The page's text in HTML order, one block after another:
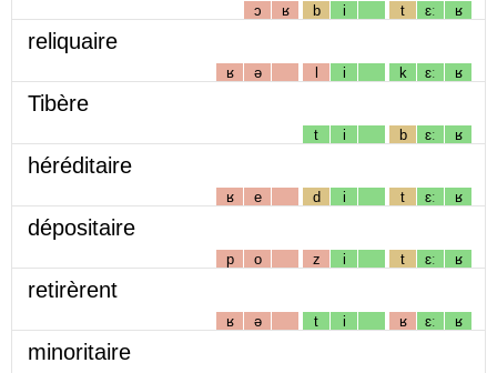
ɔ ʁ b i t ɛː ʁ
reliquaire
ʁ ə l i k ɛː ʁ
Tibère
t i b ɛː ʁ
héréditaire
ʁ e d i t ɛː ʁ
dépositaire
p o z i t ɛː ʁ
retirèrent
ʁ ə t i ʁ ɛː ʁ
minoritaire